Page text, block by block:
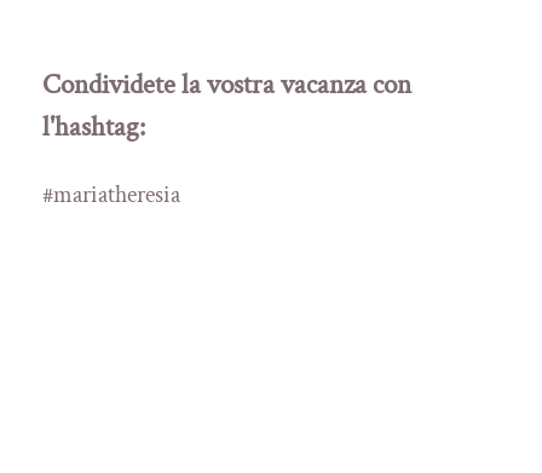
Condividete la vostra vacanza con
l'hashtag:
#mariatheresia